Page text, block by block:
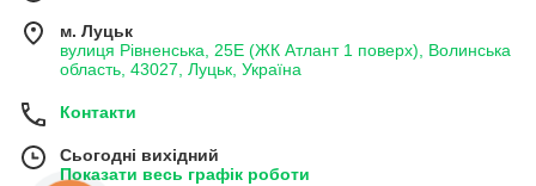
м. Луцьк
вулиця Рівненська, 25Е (ЖК Атлант 1 поверх), Волинська
область, 43027, Луцьк, Україна
Контакти
Сьогодні вихідний
Показати весь графік роботи